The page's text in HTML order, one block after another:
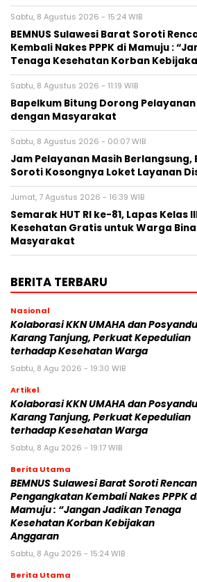
Sabtu, 8 Agustus 2026 - 15:24 WIB
BEMNUS Sulawesi Barat Soroti
Kembali Nakes PPPK di Mamuju :
Tenaga Kesehatan Korban
Sabtu, 8 Agustus 2026 - 11:19 WIB
Bapelkum Bitung Dorong
dengan Masyarakat
Sabtu, 8 Agustus 2026 - 00:07 WIB
Jam Pelayanan Masih Berlangsung,
Soroti Kosongnya Loket Layanan
Jumat, 7 Agustus 2026 - 16:39 WIB
Semarak HUT RI ke-81, Lapas Kelas
Kesehatan Gratis untuk Warga
Masyarakat
BERITA TERBARU
Nasional
Kolaborasi KKN UMAHA dan Posyandu
Karang Tanjung, Perkuat Kepedulian
terhadap Kesehatan Warga
Sabtu, 8 Agu 2026 - 19:30 WIB
Artikel
Kolaborasi KKN UMAHA dan Posyandu
Karang Tanjung, Perkuat Kepedulian
terhadap Kesehatan Warga
Sabtu, 8 Agu 2026 - 19:17 WIB
Berita Utama
BEMNUS Sulawesi Barat Soroti
Pengangkatan Kembali Nakes PPPK
Mamuju : “Jangan Jadikan Tenaga
Kesehatan Korban Kebijakan
Anggaran
Sabtu, 8 Agu 2026 - 15:24 WIB
Berita Utama